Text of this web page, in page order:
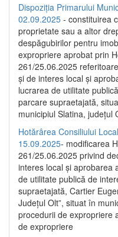
Dispoziția Primarului
02.09.2025 - constituirea
proprietate sau a altor
despăgubirilor pentru
expropriere aprobat prin
261/25.06.2025
și de interes local și
lucrarea de utilitate
parcare supraetajată,
municipiul Slatina, județul
Hotărârea Consiliului
15.09.2025- modificarea
261/25.06.2025 privind
interes local și aprobarea
de utilitate publică de
supraetajată, Cartier
Județul Olt”, situat în
procedurii de expropriere
de expropriere